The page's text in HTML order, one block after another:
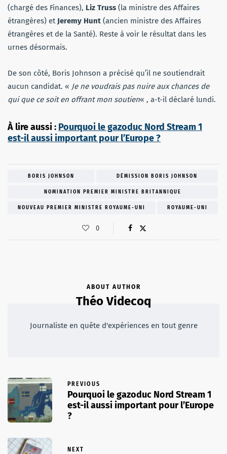
(chargé des Finances), Liz Truss (la ministre des Affaires
étrangères) et Jeremy Hunt (ancien ministre des Affaires
étrangères et de la Santé). Reste à voir le résultat dans les
urnes désormais.
De son côté, Boris Johnson a précisé qu’il ne soutiendrait
aucun candidat. « Je ne voudrais pas nuire aux chances de
qui que ce soit en offrant mon soutien« , a-t-il déclaré lundi.
À lire aussi : Pourquoi le gazoduc Nord Stream 1
est-il aussi important pour l’Europe ?
BORIS JOHNSON DÉMISSION BORIS JOHNSON
NOMINATION PREMIER MINISTRE BRITANNIQUE
NOUVEAU PREMIER MINISTRE ROYAUME-UNI ROYAUME-UNI
0
ABOUT AUTHOR
Théo Videcoq
Journaliste en quête d'expériences en tout genre
PREVIOUS
Pourquoi le gazoduc Nord Stream 1
est-il aussi important pour l’Europe
?
NEXT